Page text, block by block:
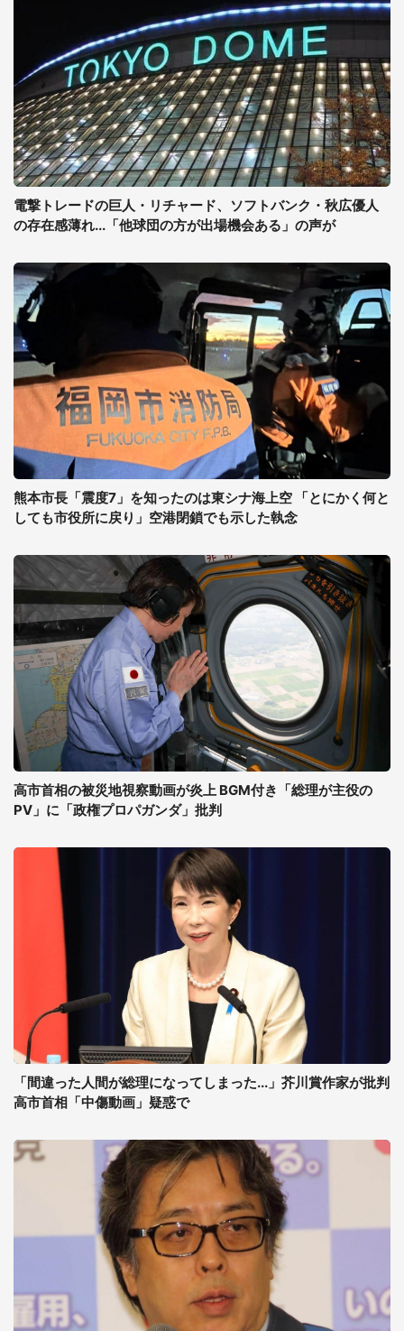
電撃トレードの巨人・リチャード、ソフトバンク・秋広優人
の存在感薄れ...「他球団の方が出場機会ある」の声が
熊本市長「震度7」を知ったのは東シナ海上空 「とにかく何と
しても市役所に戻り」空港閉鎖でも示した執念
高市首相の被災地視察動画が炎上 BGM付き「総理が主役の
PV」に「政権プロパガンダ」批判
「間違った人間が総理になってしまった...」芥川賞作家が批判
高市首相「中傷動画」疑惑で